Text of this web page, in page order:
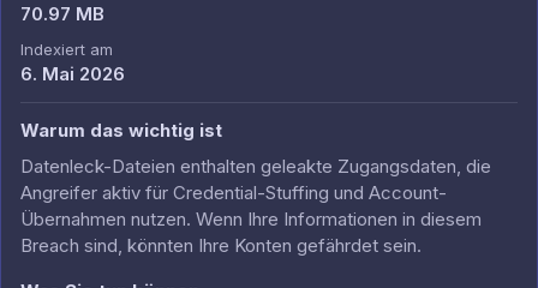
70.97 MB
Indexiert am
6. Mai 2026
Warum das wichtig ist
Datenleck-Dateien enthalten geleakte Zugangsdaten, die
Angreifer aktiv für Credential-Stuffing und Account-
Übernahmen nutzen. Wenn Ihre Informationen in diesem
Breach sind, könnten Ihre Konten gefährdet sein.